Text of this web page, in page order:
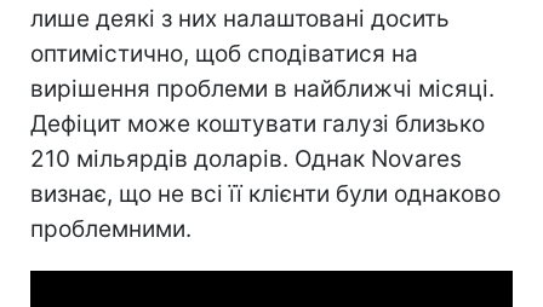
лише деякі з них налаштовані досить
оптимістично, щоб сподіватися на
вирішення проблеми в найближчі місяці.
Дефіцит може коштувати галузі близько
210 мільярдів доларів. Однак Novares
визнає, що не всі її клієнти були однаково
проблемними.